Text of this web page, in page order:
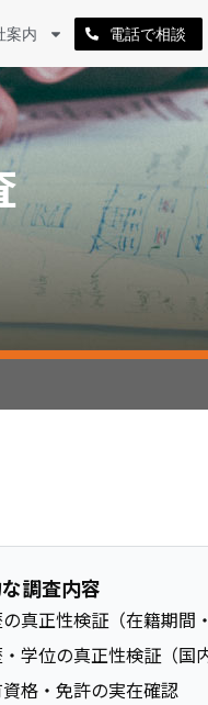
案内 電話で相談
調査内容
真正性検証（在籍期間
学位の真正性検証（国
格・免許の実在確認